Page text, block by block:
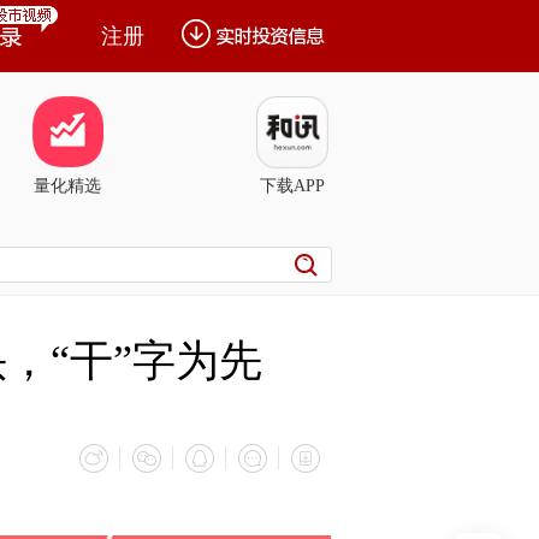
注册
量化精选 下载APP
“干”字为先